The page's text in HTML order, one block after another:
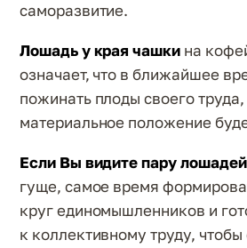
саморазвитие.
Лошадь у края чашки на
означает, что в ближайшее
пожинать плоды своего
материальное положение
Если Вы видите пару лошадей
гуще, самое время
круг единомышленников и
к коллективному труду,